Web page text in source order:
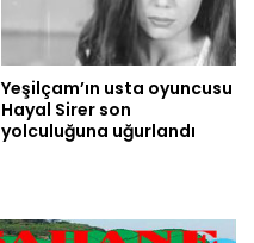
Yeşilçam’ın usta oyuncusu
Hayal Sirer son
yolculuğuna uğurlandı